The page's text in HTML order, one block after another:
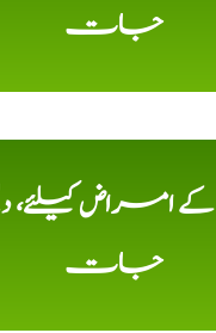
جات
کے امراض کیلئے،
جات